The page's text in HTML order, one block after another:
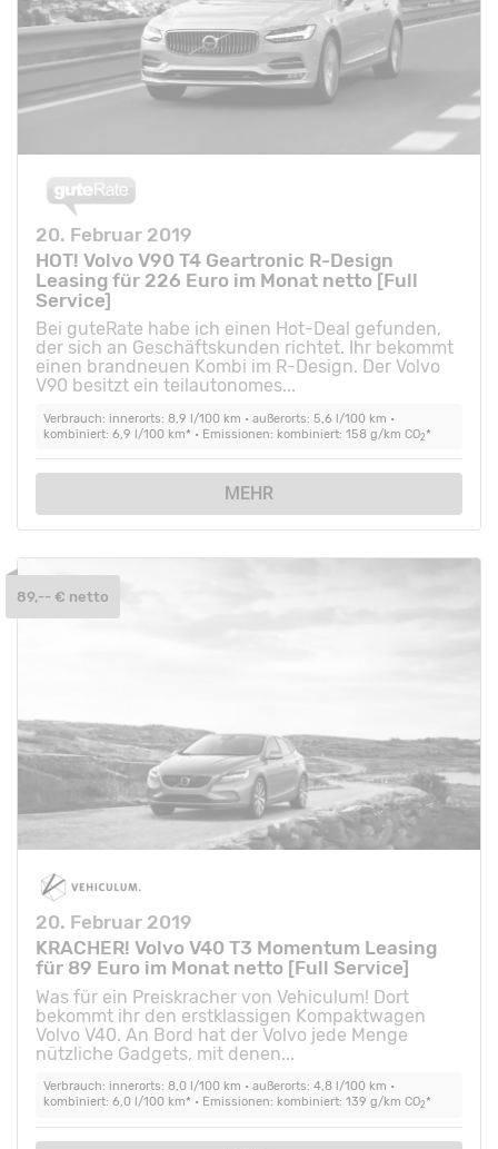
20. Februar 2019
HOT! Volvo V90 T4 Geartronic R-Design
Leasing für 226 Euro im Monat netto [Full
Service]
Bei guteRate habe ich einen Hot-Deal gefunden,
der sich an Geschäftskunden richtet. Ihr bekommt
einen brandneuen Kombi im R-Design. Der Volvo
V90 besitzt ein teilautonomes...
Verbrauch: innerorts: 8,9 l/100 km • außerorts: 5,6 l/100 km •
kombiniert: 6,9 l/100 km* • Emissionen: kombiniert: 158 g/km CO2*
MEHR
20. Februar 2019
KRACHER! Volvo V40 T3 Momentum Leasing
für 89 Euro im Monat netto [Full Service]
Was für ein Preiskracher von Vehiculum! Dort
bekommt ihr den erstklassigen Kompaktwagen
Volvo V40. An Bord hat der Volvo jede Menge
nützliche Gadgets, mit denen...
Verbrauch: innerorts: 8,0 l/100 km • außerorts: 4,8 l/100 km •
kombiniert: 6,0 l/100 km* • Emissionen: kombiniert: 139 g/km CO2*
89,-- € netto